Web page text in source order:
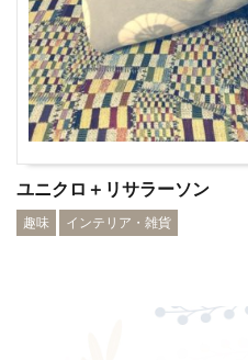
ユニクロ＋リサラーソン
趣味 インテリア・雑貨